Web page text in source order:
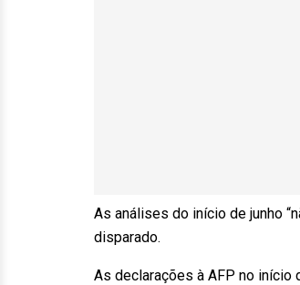
As análises do início de junho
disparado.
As declarações à AFP no início